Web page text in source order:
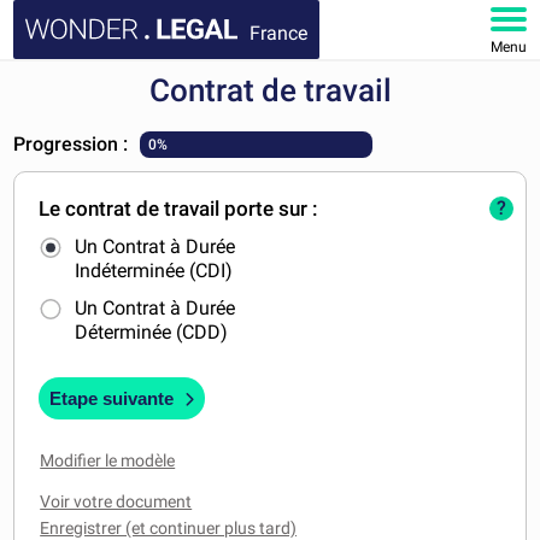
France
Menu
DOCUMENTS
FAQ
MON COMPTE
Contrat de travail
Progression : 0%
Le contrat de travail porte sur :
Un Contrat à Durée
Indéterminée (CDI)
Un Contrat à Durée
Déterminée (CDD)
?
Etape suivante
Modifier le modèle
Voir votre document